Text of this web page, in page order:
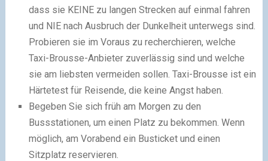
dass sie KEINE zu langen Strecken auf einmal fahren
und NIE nach Ausbruch der Dunkelheit unterwegs sind.
Probieren sie im Voraus zu recherchieren, welche
Taxi-Brousse-Anbieter zuverlässig sind und welche
sie am liebsten vermeiden sollen. Taxi-Brousse ist ein
Härtetest für Reisende, die keine Angst haben.
Begeben Sie sich früh am Morgen zu den
Bussstationen, um einen Platz zu bekommen. Wenn
möglich, am Vorabend ein Busticket und einen
Sitzplatz reservieren.